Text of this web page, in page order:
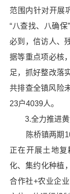
范围内针对开展
“八查找、八确
必到，信访人、
据等重点项必核
足，抓好整改落
共排查全镇风险
23户4039人。
3.全力推进黄
陈桥镇两期10
正在开展土地
化、集约化种植
合作社+农业企